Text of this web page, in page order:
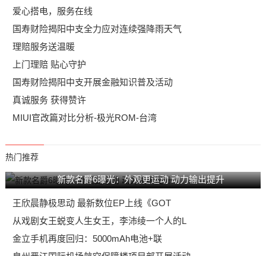
爱心搭电，服务在线
国寿财险揭阳中支全力应对连续强降雨天气
理赔服务送温暖
上门理赔 贴心守护
国寿财险揭阳中支开展金融知识普及活动
真诚服务 获得赞许
MIUI官改篇对比分析-极光ROM-台湾
热门推荐
新款名爵6曝光：外观更运动 动力输出提升
王欣晨静极思动 最新数位EP上线《GOT
从戏剧女王蜕变人生女王，李沛绫一个人的L
金立手机再度回归：5000mAh电池+联